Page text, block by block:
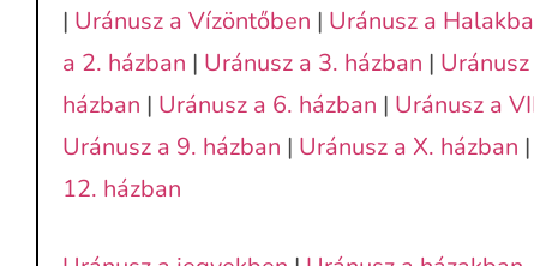
| Uránusz a Vízöntőben | Uránusz a
a 2. házban | Uránusz a 3. házban |
házban | Uránusz a 6. házban | Uránusz a
Uránusz a 9. házban | Uránusz a X. házban |
12. házban